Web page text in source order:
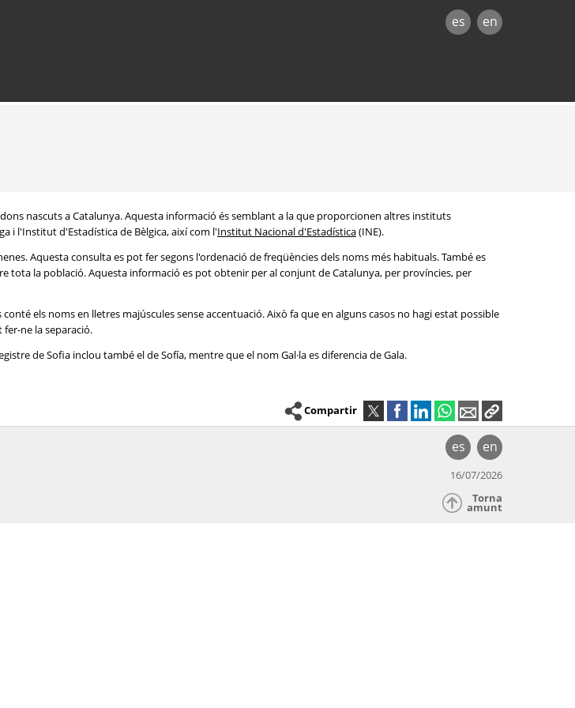
es en
nascuts a Catalunya. Aquesta informació és semblant a la que proporcionen altres instituts
i l'Institut d'Estadística de Bèlgica, així com l'Institut Nacional d'Estadística(INE).
Aquesta consulta es pot fer segons l'ordenació de freqüències dels noms més habituals. També es
tota la població. Aquesta informació es pot obtenir per al conjunt de Catalunya, per províncies, per
els noms en lletres majúscules sense accentuació. Això fa que en alguns casos no hagi estat possible
ne la separació.
de Sofia inclou també el de Sofía, mentre que el nom Gal·la es diferencia de Gala.
Compartir
es en
16/07/2026
Torna
amunt